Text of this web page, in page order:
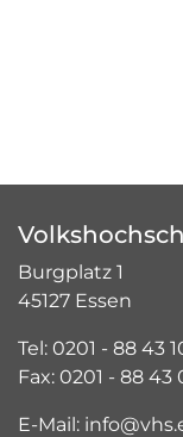
Burgplatz 1
45127 Essen
Tel: 0201 - 88 43
Fax: 0201 - 88 43
E-Mail: